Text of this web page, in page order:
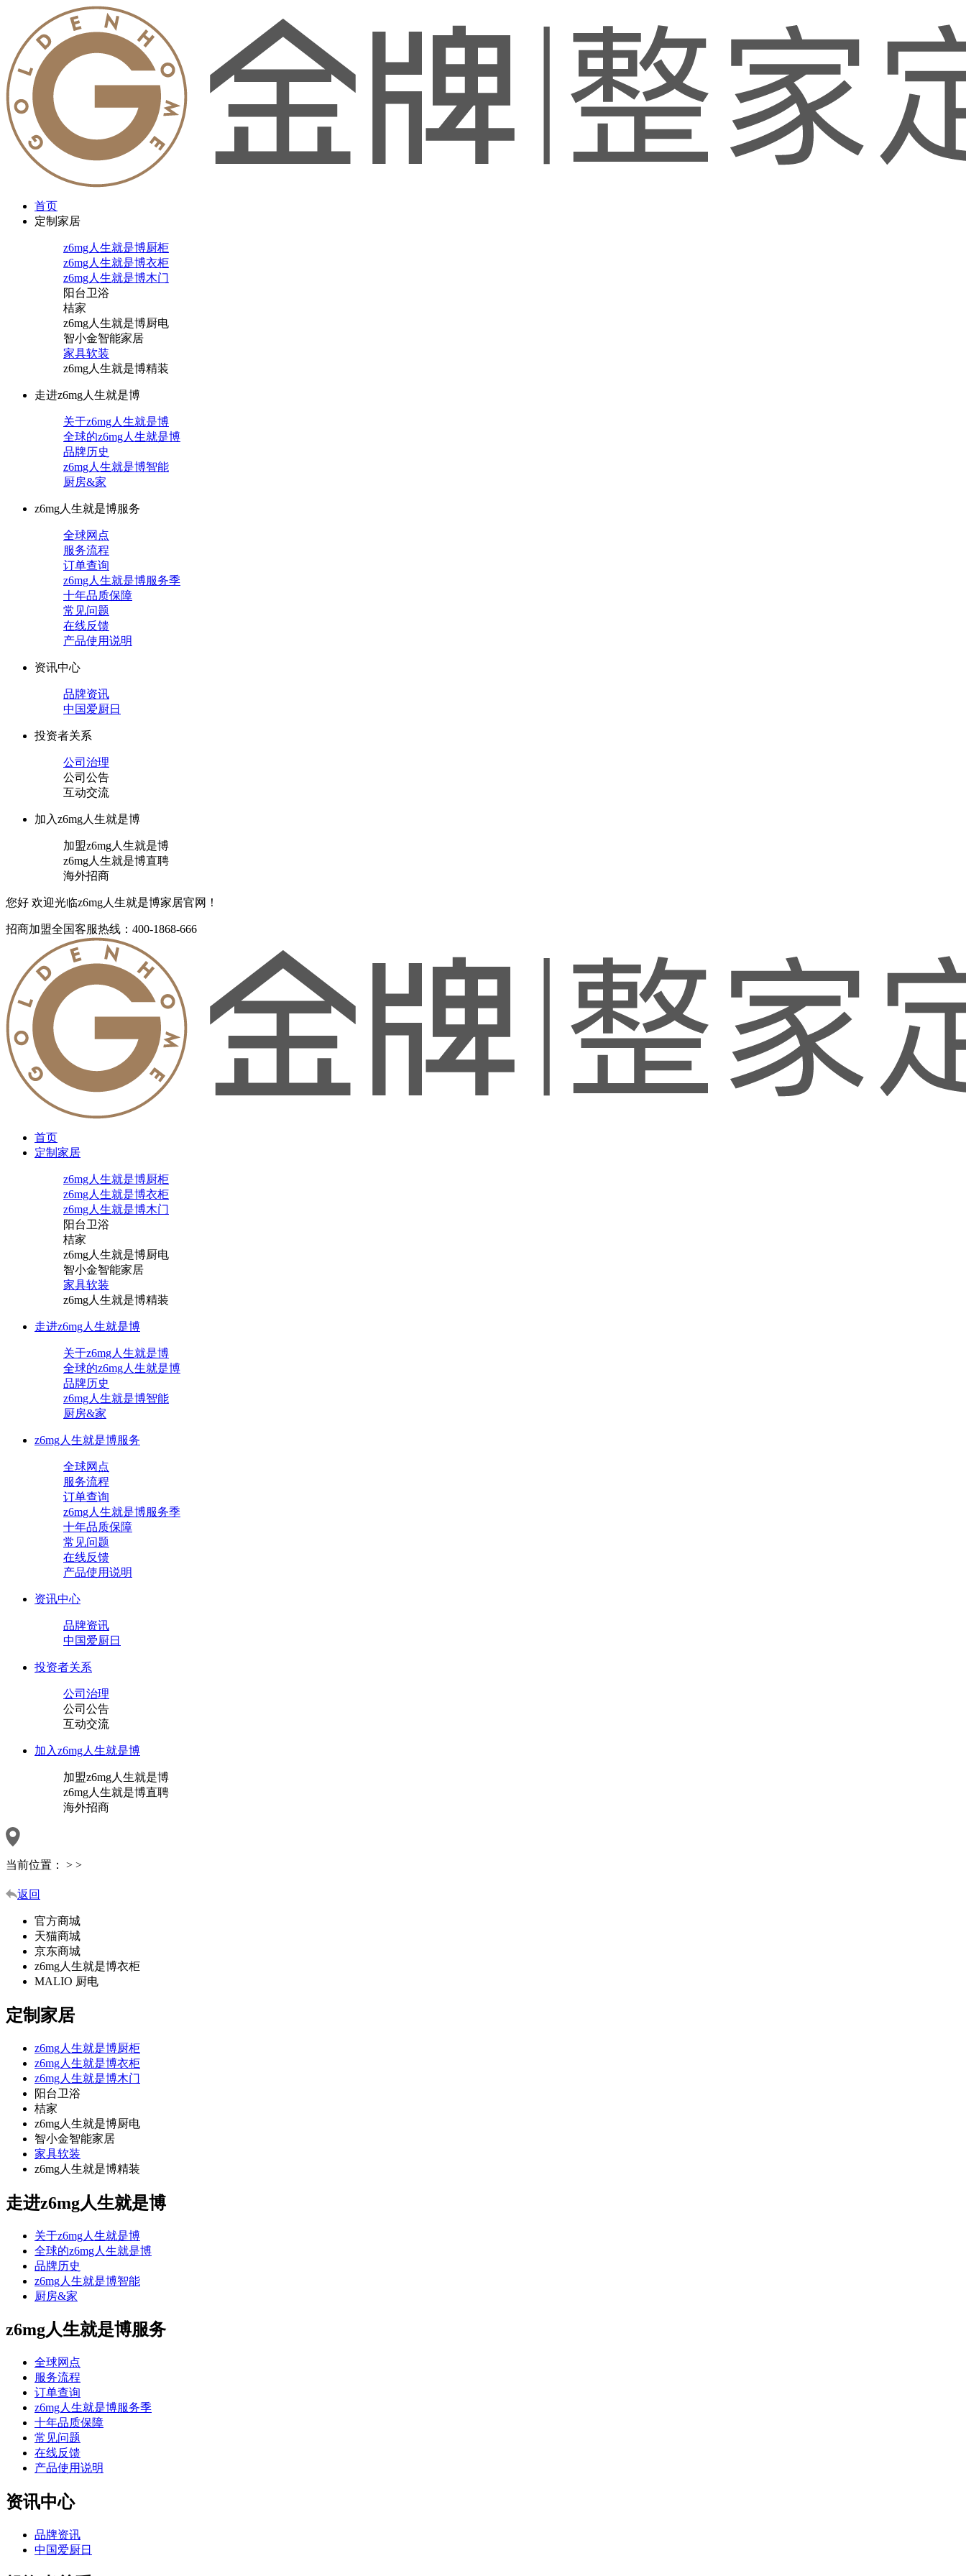
首页
定制家居
z6mg人生就是博厨柜
z6mg人生就是博衣柜
z6mg人生就是博木门
阳台卫浴
桔家
z6mg人生就是博厨电
智小金智能家居
家具软装
z6mg人生就是博精装
走进z6mg人生就是博
关于z6mg人生就是博
全球的z6mg人生就是博
品牌历史
z6mg人生就是博智能
厨房&家
z6mg人生就是博服务
全球网点
服务流程
订单查询
z6mg人生就是博服务季
十年品质保障
常见问题
在线反馈
产品使用说明
资讯中心
品牌资讯
中国爱厨日
投资者关系
公司治理
公司公告
互动交流
加入z6mg人生就是博
加盟z6mg人生就是博
z6mg人生就是博直聘
海外招商
您好 欢迎光临z6mg人生就是博家居官网！
招商加盟全国客服热线：400-1868-666
首页
定制家居
z6mg人生就是博厨柜
z6mg人生就是博衣柜
z6mg人生就是博木门
阳台卫浴
桔家
z6mg人生就是博厨电
智小金智能家居
家具软装
z6mg人生就是博精装
走进z6mg人生就是博
关于z6mg人生就是博
全球的z6mg人生就是博
品牌历史
z6mg人生就是博智能
厨房&家
z6mg人生就是博服务
全球网点
服务流程
订单查询
z6mg人生就是博服务季
十年品质保障
常见问题
在线反馈
产品使用说明
资讯中心
品牌资讯
中国爱厨日
投资者关系
公司治理
公司公告
互动交流
加入z6mg人生就是博
加盟z6mg人生就是博
z6mg人生就是博直聘
海外招商
当前位置： > >
返回
官方商城
天猫商城
京东商城
z6mg人生就是博衣柜
MALIO 厨电
定制家居
z6mg人生就是博厨柜
z6mg人生就是博衣柜
z6mg人生就是博木门
阳台卫浴
桔家
z6mg人生就是博厨电
智小金智能家居
家具软装
z6mg人生就是博精装
走进z6mg人生就是博
关于z6mg人生就是博
全球的z6mg人生就是博
品牌历史
z6mg人生就是博智能
厨房&家
z6mg人生就是博服务
全球网点
服务流程
订单查询
z6mg人生就是博服务季
十年品质保障
常见问题
在线反馈
产品使用说明
资讯中心
品牌资讯
中国爱厨日